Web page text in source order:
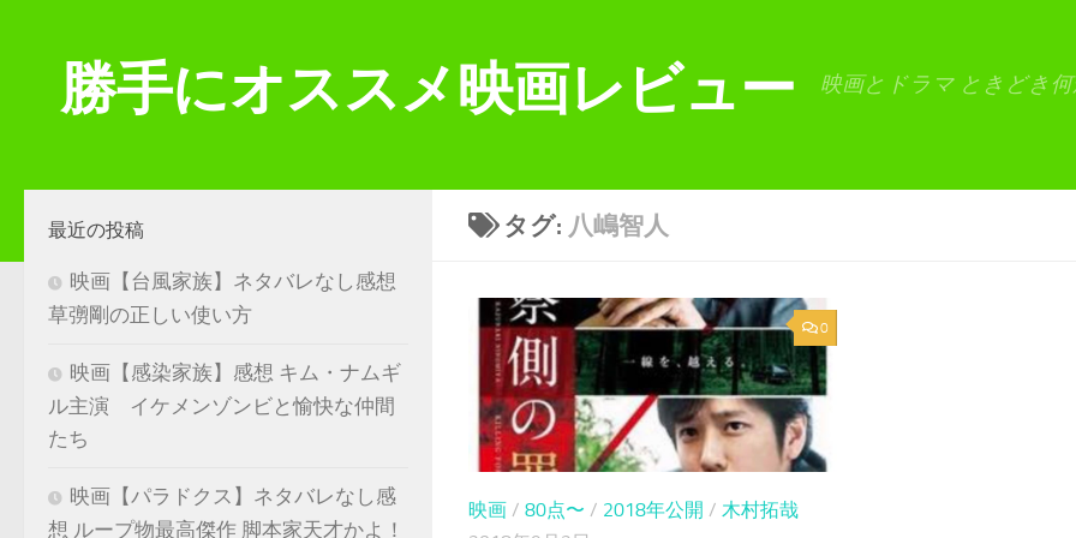
勝手にオススメ映画レビュー 映画とドラマ ときどき
タグ: 八嶋智人
0
映画 / 80点〜 / 2018年公開 / 木村拓哉
最近の投稿
映画【台風家族】ネタバレなし感想
草彅剛の正しい使い方
映画【感染家族】感想 キム・ナムギ
ル主演 イケメンゾンビと愉快な仲間
たち
映画【パラドクス】ネタバレなし感
想 ループ物最高傑作 脚本家天才かよ！